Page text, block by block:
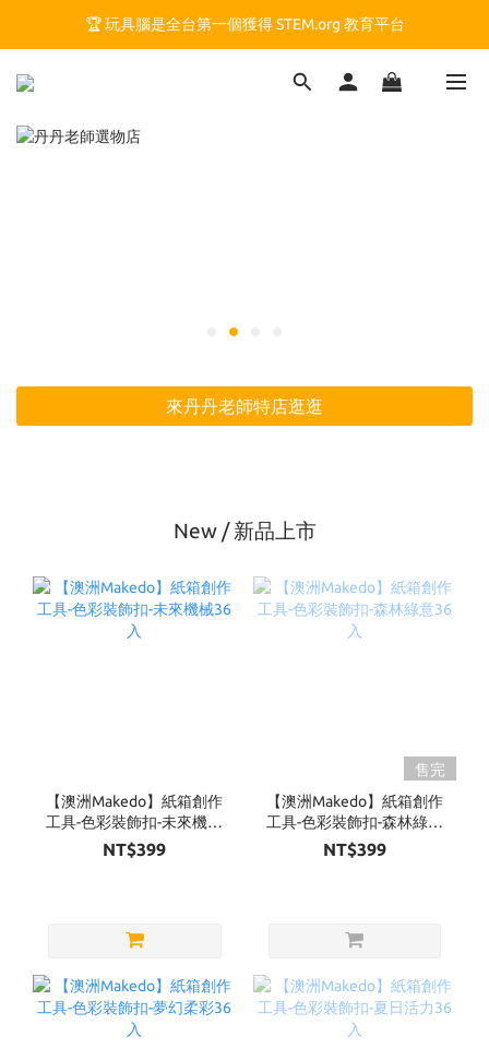
🏆 玩具腦是全台第一個獲得 STEM.org 教育平台
🏆 玩具腦是全台第一個獲得 STEM.org 教育平台
🍎 玩具腦最特別的 VIP 制度 👉
來丹丹老師特店逛逛
New / 新品上市
【澳洲Makedo】紙箱創作
工具-色彩裝飾扣-未來機械
36入
NT$399
售完
【澳洲Makedo】紙箱創作
工具-色彩裝飾扣-森林綠意
36入
NT$399